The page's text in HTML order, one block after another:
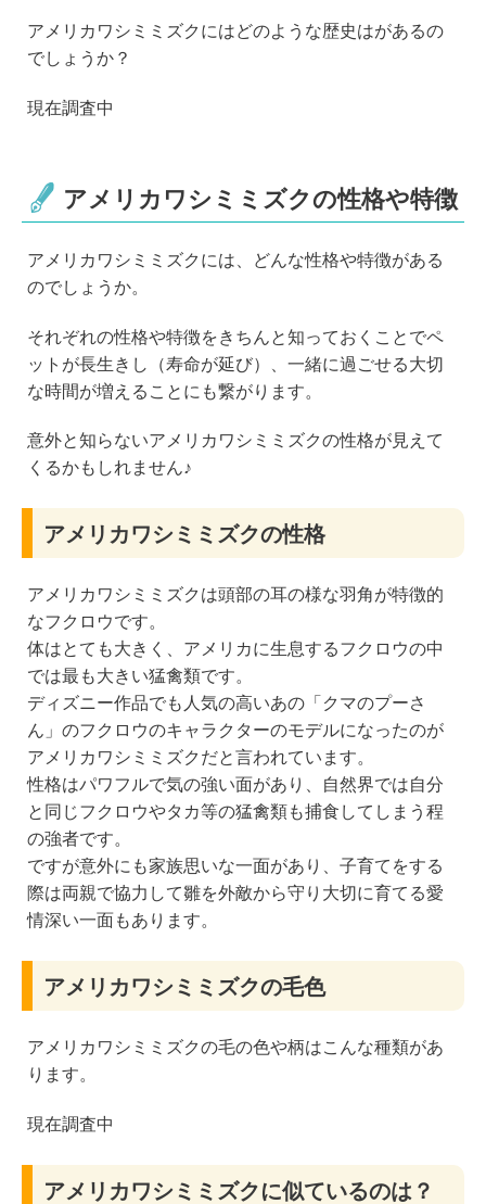
アメリカワシミミズクにはどのような歴史はがあるの
でしょうか？
現在調査中
アメリカワシミミズクの性格や特徴
アメリカワシミミズクには、どんな性格や特徴がある
のでしょうか。
それぞれの性格や特徴をきちんと知っておくことでペ
ットが長生きし（寿命が延び）、一緒に過ごせる大切
な時間が増えることにも繋がります。
意外と知らないアメリカワシミミズクの性格が見えて
くるかもしれません♪
アメリカワシミミズクの性格
アメリカワシミミズクは頭部の耳の様な羽角が特徴的
なフクロウです。
体はとても大きく、アメリカに生息するフクロウの中
では最も大きい猛禽類です。
ディズニー作品でも人気の高いあの「クマのプーさ
ん」のフクロウのキャラクターのモデルになったのが
アメリカワシミミズクだと言われています。
性格はパワフルで気の強い面があり、自然界では自分
と同じフクロウやタカ等の猛禽類も捕食してしまう程
の強者です。
ですが意外にも家族思いな一面があり、子育てをする
際は両親で協力して雛を外敵から守り大切に育てる愛
情深い一面もあります。
アメリカワシミミズクの毛色
アメリカワシミミズクの毛の色や柄はこんな種類があ
ります。
現在調査中
アメリカワシミミズクに似ているのは？